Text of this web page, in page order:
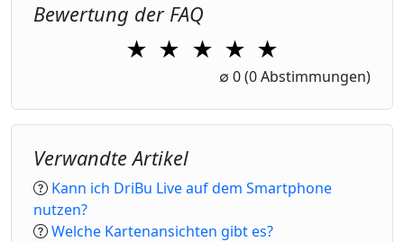
Bewertung der FAQ
★ ★
2 Stars
★
3 Stars
★
4 Stars
★
5 Stars
∅ 0(0 Abstimmungen)
Verwandte Artikel
Kann ich DriBu Live auf dem Smartphone
nutzen?
Welche Kartenansichten gibt es?